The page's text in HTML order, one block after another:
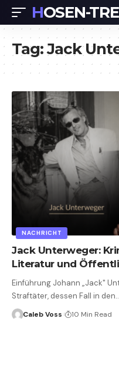
HOSEN-
Tag:Jack
NACHRICHT
Jack Unterweger:
Literatur und
Einführung Johann „Jack"
Straftäter, dessen Fall in
Caleb Voss 10 Min Read